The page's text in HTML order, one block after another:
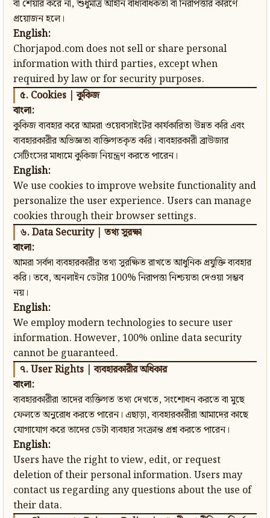
বা শেয়ার করে না, শুধুমাত্র আইনি বাধ্যবাধকতা বা নিরাপত্তার কারণে
প্রয়োজন হলে।
English:
Chorjapod.com does not sell or share personal
information with third parties, except when
required by law or for security purposes.
৫. Cookies | কুকিজ
বাংলা:
কুকিজ ব্যবহার করে আমরা ওয়েবসাইটের কার্যকারিতা উন্নত করি এবং
ব্যবহারকারীর অভিজ্ঞতা ব্যক্তিগতকৃত করি। ব্যবহারকারী ব্রাউজার
সেটিংসের মাধ্যমে কুকিজ নিয়ন্ত্রণ করতে পারেন।
English:
We use cookies to improve website functionality and
personalize the user experience. Users can manage
cookies through their browser settings.
৬. Data Security | তথ্য সুরক্ষা
বাংলা:
আমরা সর্বদা ব্যবহারকারীর তথ্য সুরক্ষিত রাখতে আধুনিক প্রযুক্তি ব্যবহার
করি। তবে, অনলাইন ডেটার 100% নিরাপত্তা নিশ্চয়তা দেওয়া সম্ভব
নয়।
English:
We employ modern technologies to secure user
information. However, 100% online data security
cannot be guaranteed.
৭. User Rights | ব্যবহারকারীর অধিকার
বাংলা:
ব্যবহারকারীরা তাদের ব্যক্তিগত তথ্য দেখতে, সংশোধন করতে বা মুছে
ফেলতে অনুরোধ করতে পারেন। এছাড়া, ব্যবহারকারীরা আমাদের কাছে
যোগাযোগ করে তাদের ডেটা ব্যবহার সংক্রান্ত প্রশ্ন করতে পারেন।
English:
Users have the right to view, edit, or request
deletion of their personal information. Users may
contact us regarding any questions about the use of
their data.